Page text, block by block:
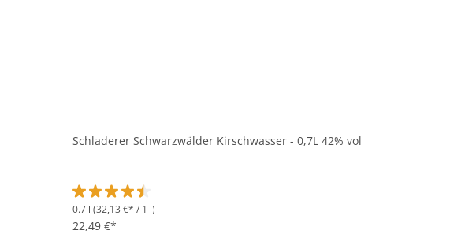
Schladerer Schwarzwälder Kirschwasser - 0,7L 42% vol
Durchschnittliche Bewertung von 4.6 von 5 Sternen
0.7 l (32,13 €* / 1 l)
22,49 €*